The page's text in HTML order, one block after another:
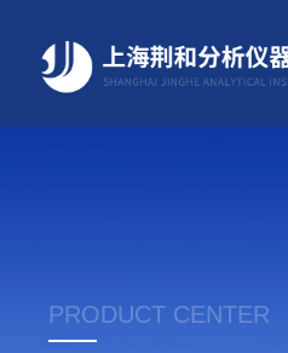
PRODUCT CENTER